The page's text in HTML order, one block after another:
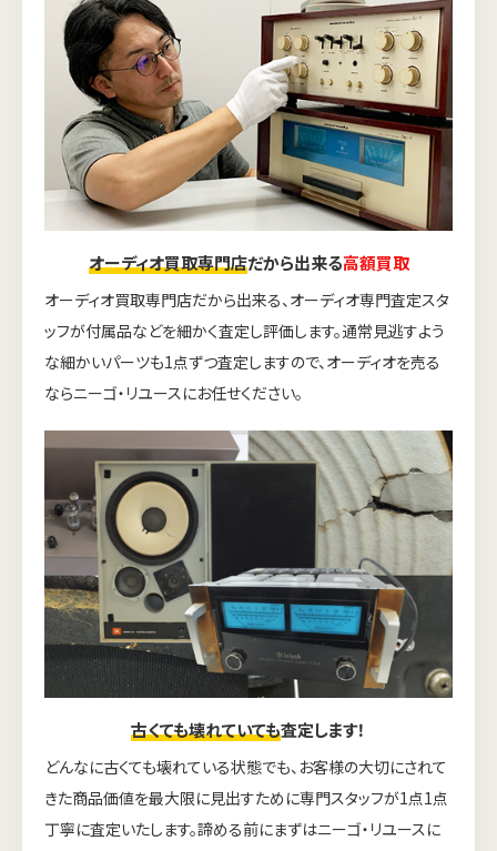
オーディオ買取専門店だから出来る高額買取
オーディオ買取専門店だから出来る、オーディオ専門査定スタ
ッフが付属品などを細かく査定し評価します。通常見逃すよう
な細かいパーツも1点ずつ査定しますので、オーディオを売る
ならニーゴ・リユースにお任せください。
古くても壊れていても査定します！
どんなに古くても壊れている状態でも、お客様の大切にされて
きた商品価値を最大限に見出すために専門スタッフが1点1点
丁寧に査定いたします。諦める前にまずはニーゴ・リユースに